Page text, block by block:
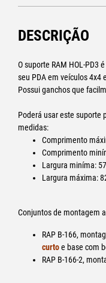
DESCRIÇÃO
O suporte RAM HOL-PD3
seu PDA em veículos 4x4
Possui ganchos que
Poderá usar este suporte
medidas:
Comprimento
Comprimento
Largura miníma:
Largura máxima:
Conjuntos de montagem
RAP B-166,
curtoe base com
RAP B-166-2,